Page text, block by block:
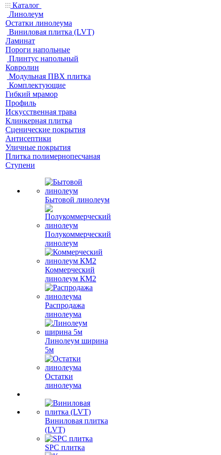
Каталог
Линолеум
Остатки линолеума
Виниловая плитка (LVT)
Ламинат
Пороги напольные
Плинтус напольный
Ковролин
Модульная ПВХ плитка
Комплектующие
Гибкий мрамор
Профиль
Искусственная трава
Клинкерная плитка
Сценические покрытия
Антисептики
Уличные покрытия
Плитка полимернопесчаная
Ступени
Бытовой линолеум
Полукоммерческий
линолеум
Коммерческий
линолеум КМ2
Распродажа
линолеума
Линолеум ширина
5м
Остатки
линолеума
Виниловая плитка
(LVT)
SPC плитка